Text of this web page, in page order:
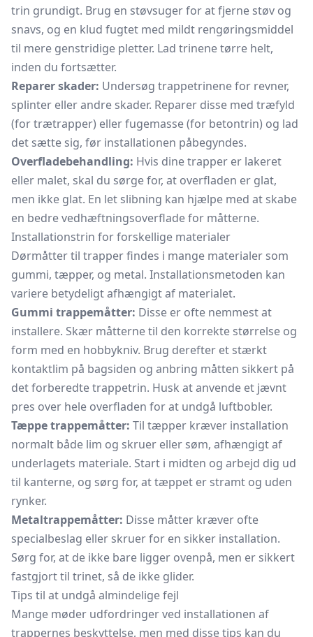
trin grundigt. Brug en støvsuger for at fjerne støv og
snavs, og en klud fugtet med mildt rengøringsmiddel
til mere genstridige pletter. Lad trinene tørre helt,
inden du fortsætter.
Reparer skader: Undersøg trappetrinene for revner,
splinter eller andre skader. Reparer disse med træfyld
(for trætrapper) eller fugemasse (for betontrin) og lad
det sætte sig, før installationen påbegyndes.
Overfladebehandling: Hvis dine trapper er lakeret
eller malet, skal du sørge for, at overfladen er glat,
men ikke glat. En let slibning kan hjælpe med at skabe
en bedre vedhæftningsoverflade for måtterne.
Installationstrin for forskellige materialer
Dørmåtter til trapper findes i mange materialer som
gummi, tæpper, og metal. Installationsmetoden kan
variere betydeligt afhængigt af materialet.
Gummi trappemåtter: Disse er ofte nemmest at
installere. Skær måtterne til den korrekte størrelse og
form med en hobbykniv. Brug derefter et stærkt
kontaktlim på bagsiden og anbring måtten sikkert på
det forberedte trappetrin. Husk at anvende et jævnt
pres over hele overfladen for at undgå luftbobler.
Tæppe trappemåtter: Til tæpper kræver installation
normalt både lim og skruer eller søm, afhængigt af
underlagets materiale. Start i midten og arbejd dig ud
til kanterne, og sørg for, at tæppet er stramt og uden
rynker.
Metaltrappemåtter: Disse måtter kræver ofte
specialbeslag eller skruer for en sikker installation.
Sørg for, at de ikke bare ligger ovenpå, men er sikkert
fastgjort til trinet, så de ikke glider.
Tips til at undgå almindelige fejl
Mange møder udfordringer ved installationen af
trappernes beskyttelse, men med disse tips kan du